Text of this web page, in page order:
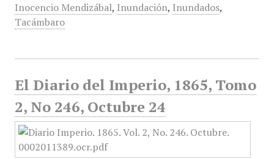
Inocencio Mendizábal, Inundación, Inundados,
Tacámbaro
El Diario del Imperio, 1865, Tomo
2, No 246, Octubre 24